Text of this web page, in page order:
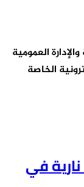
العمومية
الخاصة
في